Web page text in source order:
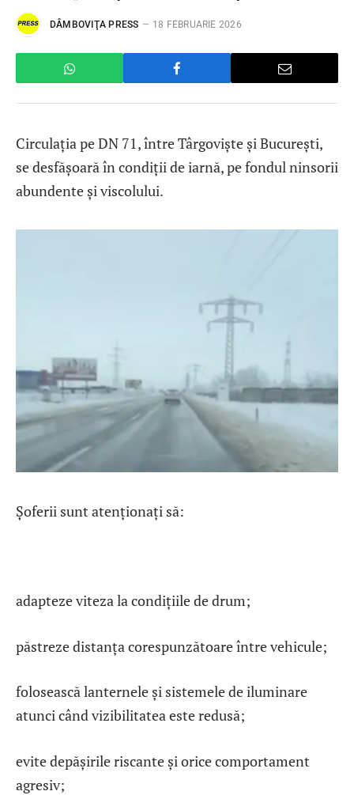
DÂMBOVIŢA PRESS 18 FEBRUARIE 2026
Circulația pe DN 71, între Târgoviște și București,
se desfășoară în condiții de iarnă, pe fondul ninsorii
abundente și viscolului.
Șoferii sunt atenționați să:
adapteze viteza la condițiile de drum;
păstreze distanța corespunzătoare între vehicule;
folosească lanternele și sistemele de iluminare
atunci când vizibilitatea este redusă;
evite depășirile riscante și orice comportament
agresiv;